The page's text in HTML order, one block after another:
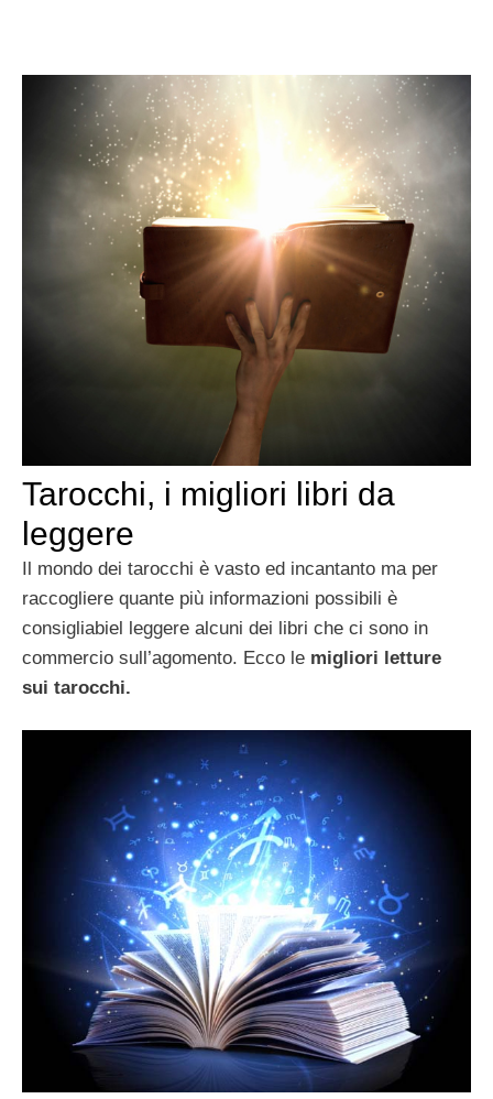
Tarocchi, i migliori libri da
leggere
Il mondo dei tarocchi è vasto ed incantanto ma per
raccogliere quante più informazioni possibili è
consigliabiel leggere alcuni dei libri che ci sono in
commercio sull’agomento. Ecco le migliori letture
sui tarocchi.